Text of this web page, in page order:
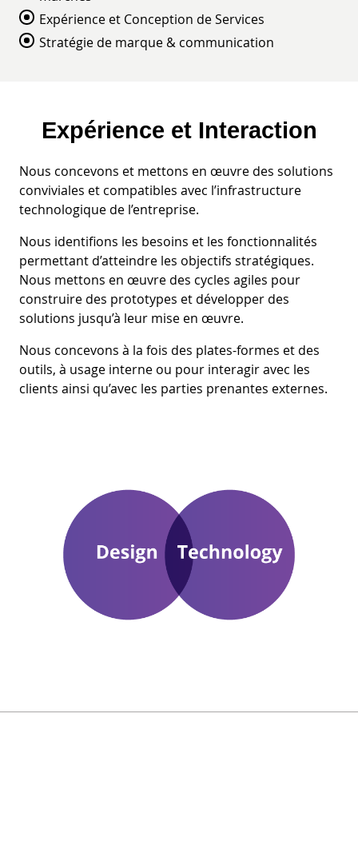
Expérience et Conception de Services
Stratégie de marque & communication
Expérience et Interaction
Nous concevons et mettons en œuvre des solutions
conviviales et compatibles avec l’infrastructure
technologique de l’entreprise.
Nous identifions les besoins et les fonctionnalités
permettant d’atteindre les objectifs stratégiques.
Nous mettons en œuvre des cycles agiles pour
construire des prototypes et développer des
solutions jusqu’à leur mise en œuvre.
Nous concevons à la fois des plates-formes et des
outils, à usage interne ou pour interagir avec les
clients ainsi qu’avec les parties prenantes externes.